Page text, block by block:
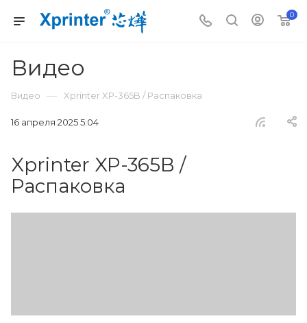
0
Видео
Видео — Xprinter XP-365B / Распаковка
16 апреля 2025 5:04
Xprinter XP-365B /
Распаковка